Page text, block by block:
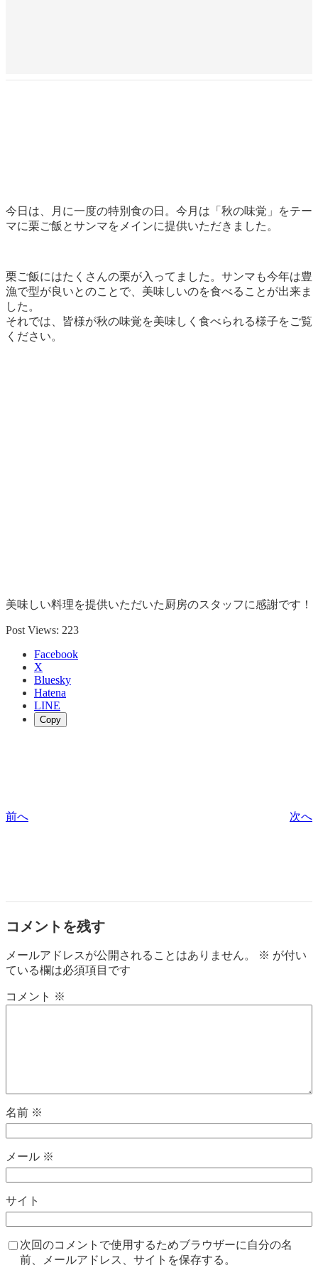
今日は、月に一度の特別食の日。今月は「秋の味覚」をテー
マに栗ご飯とサンマをメインに提供いただきました。
栗ご飯にはたくさんの栗が入ってました。サンマも今年は豊
漁で型が良いとのことで、美味しいのを食べることが出来ま
した。
それでは、皆様が秋の味覚を美味しく食べられる様子をご覧
ください。
美味しい料理を提供いただいた厨房のスタッフに感謝です！
Post Views: 223
Facebook
X
Bluesky
Hatena
LINE
Copy
前へ 次へ
コメントを残す
メールアドレスが公開されることはありません。 ※ が付い
ている欄は必須項目です
コメント ※
名前 ※
メール ※
サイト
次回のコメントで使用するためブラウザーに自分の名
前、メールアドレス、サイトを保存する。